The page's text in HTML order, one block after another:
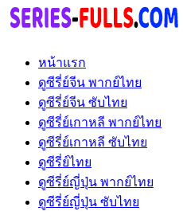
หน้าแรก
ดูซีรี่ย์จีน พากย์ไทย
ดูซีรี่ย์จีน ซับไทย
ดูซีรี่ย์เกาหลี พากย์ไทย
ดูซีรี่ย์เกาหลี ซับไทย
ดูซีรี่ย์ไทย
ดูซีรี่ย์ญี่ปุ่น พากย์ไทย
ดูซีรี่ย์ญี่ปุ่น ซับไทย